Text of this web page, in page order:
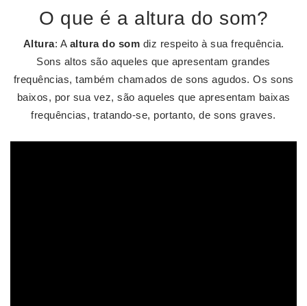
O que é a altura do som?
Altura: A altura do som diz respeito à sua frequência.
Sons altos são aqueles que apresentam grandes
frequências, também chamados de sons agudos. Os sons
baixos, por sua vez, são aqueles que apresentam baixas
frequências, tratando-se, portanto, de sons graves.